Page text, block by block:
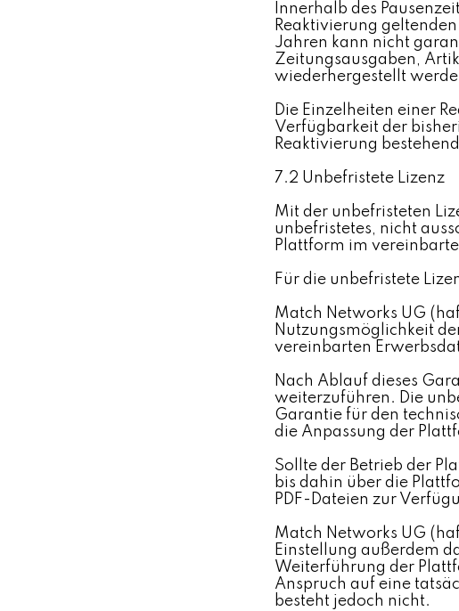
Innerhalb des
Reaktivierung
Jahren kann nicht
Zeitungsausgaben,
wiederhergestellt
Die Einzelheiten einer
Verfügbarkeit der
Reaktivierung
7.2 Unbefristete Lizenz
Mit der unbefristeten
unbefristetes, nicht
Plattform im
Für die unbefristete
Match Networks UG
Nutzungsmöglichkeit
vereinbarten
Nach Ablauf dieses
weiterzuführen. Die
Garantie für den
die Anpassung der
Sollte der Betrieb der
bis dahin über die
PDF-Dateien zur
Match Networks UG
Einstellung außerdem
Weiterführung der
Anspruch auf eine
besteht jedoch nicht.